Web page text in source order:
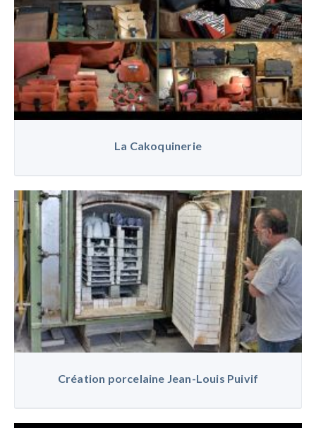
La Cakoquinerie
Création porcelaine Jean-Louis Puivif